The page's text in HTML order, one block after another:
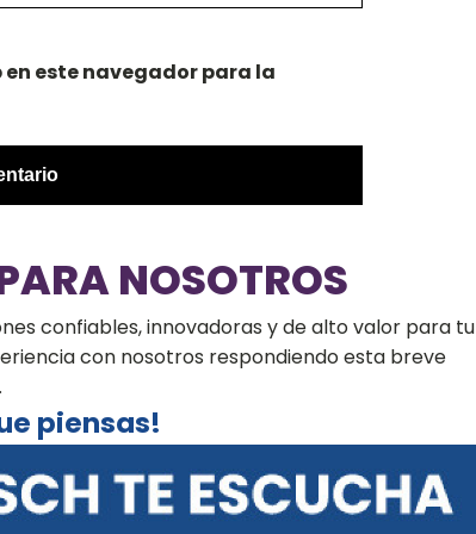
este navegador para la
NOSOTROS
confiables, innovadoras y de alto valor para tu
con nosotros respondiendo esta breve
piensas!